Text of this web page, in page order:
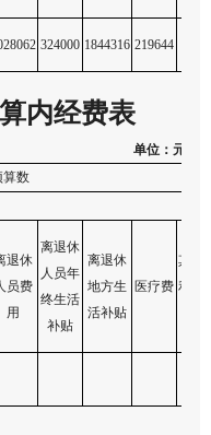
324000 1844316 219644
内经费表
单位：元
算数
退休
员费
用
离退休
人员年
终生活
补贴
离退休
地方生
活补贴
医疗费
其他福
利性支